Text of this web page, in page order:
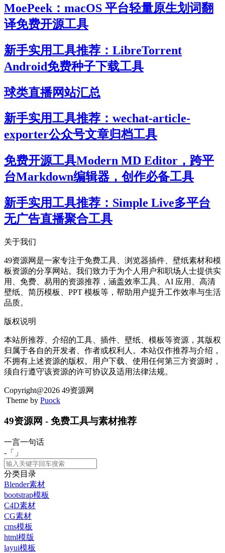
MoePeek：macOS 平台轻量原生划词翻
译免费开源工具
新手实用工具推荐：LibreTorrent
Android免费种子下载工具
球类直播网站汇总
新手实用工具推荐：wechat-article-
exporter公众号文章归档工具
免费开源工具Modern MD Editor，跨平
台Markdown编辑器，创作必备工具
新手实用工具推荐：Simple Live多平台
无广告直播聚合工具
关于我们
49资源网是一家专注于免费工具、浏览器插件、壁纸素材和模
板资源的分享网站。我们致力于为个人用户和职场人士提供实
用、免费、易用的资源推荐，涵盖效率工具、AI 应用、高清
壁纸、简历模板、PPT 模板等，帮助用户提升工作效率与生活
品质。
版权说明
本站所推荐、介绍的工具、插件、壁纸、模板等资源，其版权
归属于各自的开发者、作者或权利人。本站仅作推荐与介绍，
不拥有上述资源的版权。用户下载、使用任何第三方资源时，
须自行遵守该资源的许可协议及适用法律法规。
Copyright@2026 49资源网
Theme by Puock
49资源网 - 免费工具与素材推荐
一言一句话
-「
」
分类目录
Blender素材
bootstrap模板
C4D素材
CG素材
cms模板
html模版
layui模板